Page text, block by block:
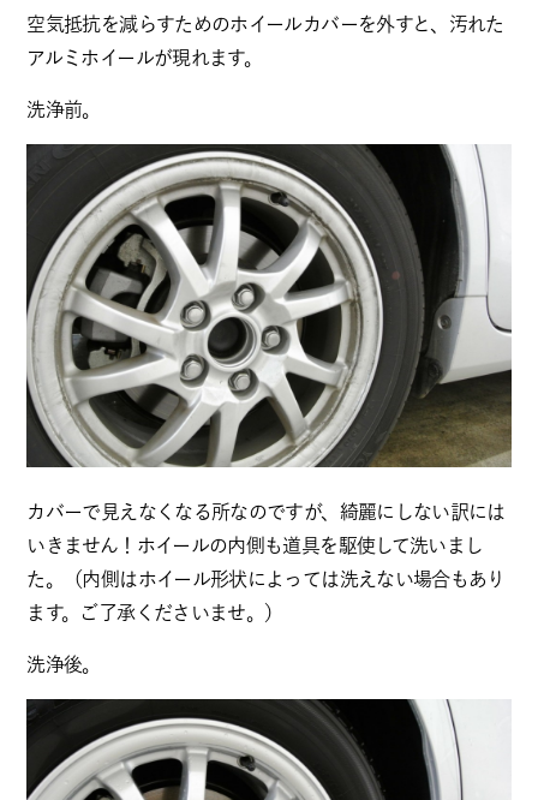
空気抵抗を減らすためのホイールカバーを外すと、汚れた
アルミホイールが現れます。
洗浄前。
カバーで見えなくなる所なのですが、綺麗にしない訳には
いきません！ホイールの内側も道具を駆使して洗いまし
た。（内側はホイール形状によっては洗えない場合もあり
ます。ご了承くださいませ。）
洗浄後。